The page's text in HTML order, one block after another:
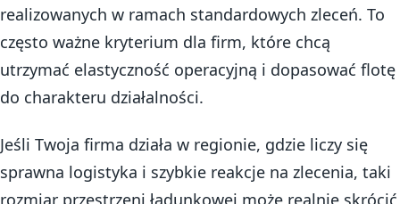
realizowanych w ramach standardowych zleceń. To
często ważne kryterium dla firm, które chcą
utrzymać elastyczność operacyjną i dopasować flotę
do charakteru działalności.
Jeśli Twoja firma działa w regionie, gdzie liczy się
sprawna logistyka i szybkie reakcje na zlecenia, taki